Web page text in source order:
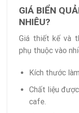
GIÁ BIỂN
NHIÊU?
Giá thiết kế và
phụ thuộc vào
Kích thước
Chất liệu
cafe.